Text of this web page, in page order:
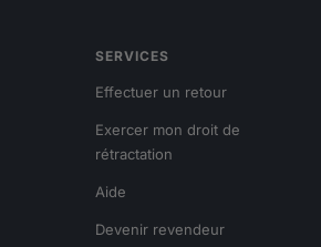
SERVICES
Effectuer un retour
Exercer mon droit de
rétractation
Aide
Devenir revendeur